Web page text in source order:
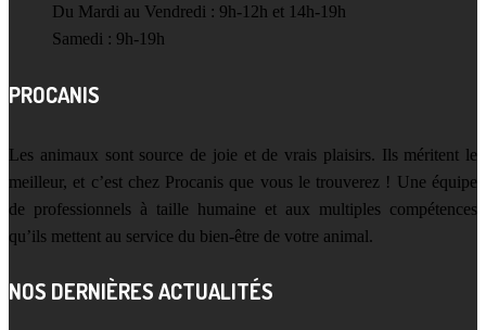
Du Mardi au Vendredi : 9h-12h et 14h-19h
Samedi : 9h-19h
PROCANIS
Les animaux sont source de joie et de vrais plaisirs. Ils méritent le
meilleur, et c’est chez Procanis que vous le trouverez ! Une équipe
de professionnels à taille humaine et aux multiples compétences
qu’ils mettent au service du bien-être de votre animal.
NOS DERNIÈRES ACTUALITÉS